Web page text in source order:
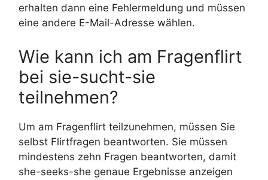
erhalten dann eine Fehlermeldung und müssen
eine andere E-Mail-Adresse wählen.
Wie kann ich am Fragenflirt
bei sie-sucht-sie
teilnehmen?
Um am Fragenflirt teilzunehmen, müssen Sie
selbst Flirtfragen beantworten. Sie müssen
mindestens zehn Fragen beantworten, damit
she-seeks-she genaue Ergebnisse anzeigen